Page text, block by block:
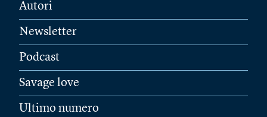
Autori
Newsletter
Podcast
Savage love
Ultimo numero